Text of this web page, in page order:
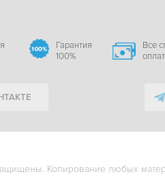
Гарантия
100%
Все
Копирование любых